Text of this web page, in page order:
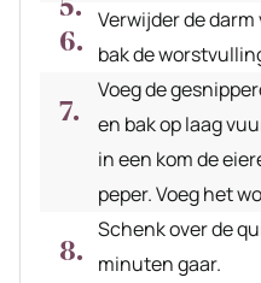
Verwijder de
bak de
Voeg de
en bak op laag
in een kom de
peper. Voeg het
Schenk over de
minuten gaar.